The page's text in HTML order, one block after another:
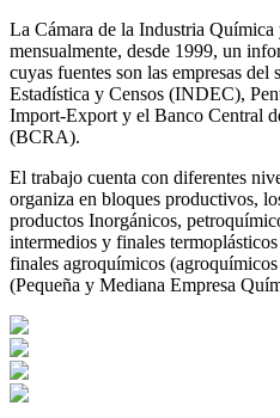
La Cámara de la Industria
mensualmente, desde 1999, un
cuyas fuentes son las empresas
Estadística y Censos (INDEC),
Import-Export y el Banco Central
(BCRA).
El trabajo cuenta con diferentes
organiza en bloques productivos,
productos Inorgánicos,
intermedios y finales
finales agroquímicos
(Pequeña y Mediana Empresa